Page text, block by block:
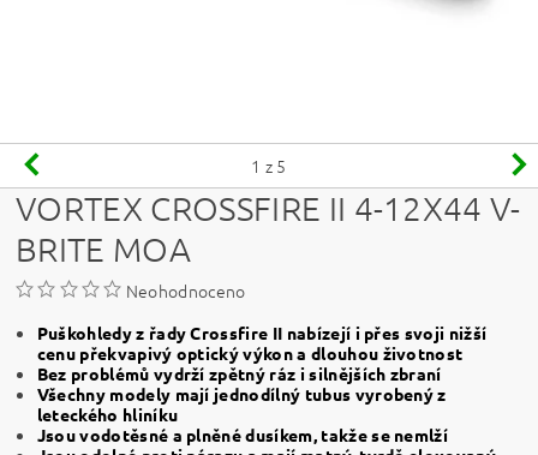
1 z 5
VORTEX CROSSFIRE II 4-12X44 V-
BRITE MOA
Neohodnoceno
Puškohledy z řady Crossfire II nabízejí i přes svoji nižší
cenu překvapivý optický výkon a dlouhou životnost
Bez problémů vydrží zpětný ráz i silnějších zbraní
Všechny modely mají jednodílný tubus vyrobený z
leteckého hliníku
Jsou vodotěsné a plněné dusíkem, takže se nemlží